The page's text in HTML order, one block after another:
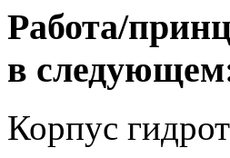
Работа/
в
Корпус